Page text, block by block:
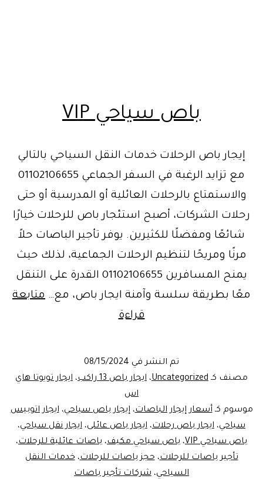
باص سياحي VIP
إيجار باص الرحلات خدمات النقل السياحي بالتالي
مع تزايد الرغبة في السفر الجماعي 01102106655
والاستمتاع بالرحلات العائلية أو المدرسية أو حتى
رحلات الشركات، أصبح استئجار باص للرحلات خيارًا
شائعًا ومفضلًا للكثيرين. يوفر تأجير الباصات حلاً
مرنًا ومريحًا لتنظيم الرحلات الجماعية، لذلك حيث
يمنح المسافرين 01102106655 القدرة على التنقل
معًا بطريقة سلسة وآمنة ايجار باص، مع… متابعة
قراءةباص
VIP
تم النشر في 08/15/2024
مصنف كـ Uncategorized، ايجار باص 13 راكب ، ايجار تويوتا هاي
اس
موسوم كـأسعار إيجار الباصات،إيجار باص سياحي،ايجار اتوبيس
سياحي، ايجار باص رحلات، ايجار باص عائلى، ايجار نقل سياحي،
باص سياحي VIP
، باص سياحي مكيف، باصات عائلية للرحلات،
تأجير باصات للرحلات،حجز باصات للرحلات،خدمات النقل
السياحي، شركات تأجير باصات